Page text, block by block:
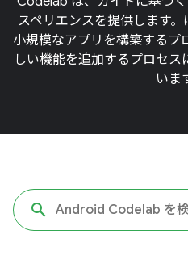
スペリエンスを提供します。
小規模なアプリを構築するプ
しい機能を追加するプロセ
いま